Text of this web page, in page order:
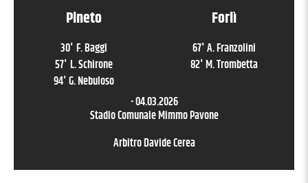
Pineto
30' F. Baggi
57' L. Schirone
94' G. Nebuloso
Forlì
67' A. Franzolini
82' M. Trombetta
-04.03.2026
Stadio Comunale Mimmo Pavone
ArbitroDavide Cerea